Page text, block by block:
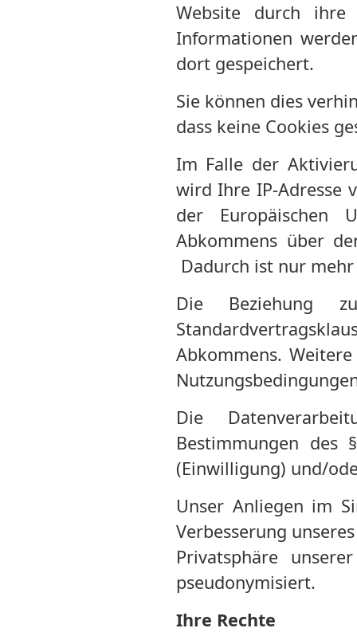
Website durch ihre
Informationen
dort gespeichert.
Sie können dies
dass keine Cookies
Im Falle der
wird Ihre IP-Adresse
der Europäischen
Abkommens über
Dadurch ist nur
Die Beziehung
Abkommens.
Die
Bestimmungen
(Einwilligung) und/
Unser Anliegen im
Verbesserung
Privatsphäre
pseudonymisiert.
Ihre Rechte